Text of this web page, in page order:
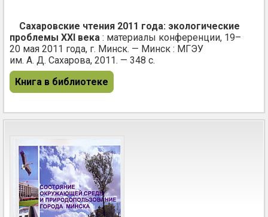
Сахаровские чтения 2011 года: экологические
проблемы XXI века : материалы конференции, 19–
20 мая 2011 года, г. Минск. — Минск : МГЭУ
им. А. Д. Сахарова, 2011. — 348 с.
Книга в библиотеке